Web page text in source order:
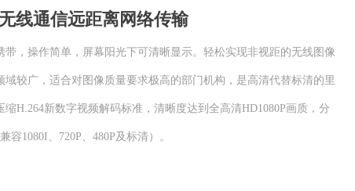
线通信远距离网络传输
带，操作简单，屏幕阳光下可清晰显示。轻松实现非视距的无线图像
域较广，适合对图像质量要求极高的部门机构，是高清代替标清的里
H.264新数字视频解码标准，清晰度达到全高清HD1080P画质，分
容1080I、720P、480P及标清）。